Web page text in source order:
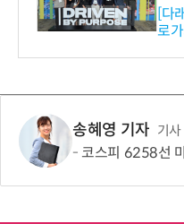
와
-바
보
[다
로
송혜영 기자 기사
코스피 6258선 마